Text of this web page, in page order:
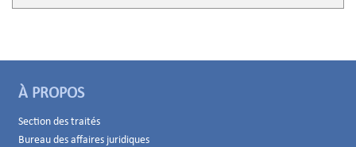
À PROPOS
Section des traités
Bureau des affaires juridiques